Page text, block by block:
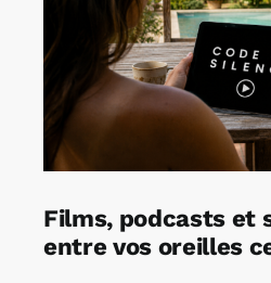
Films, podcasts et
entre vos oreilles